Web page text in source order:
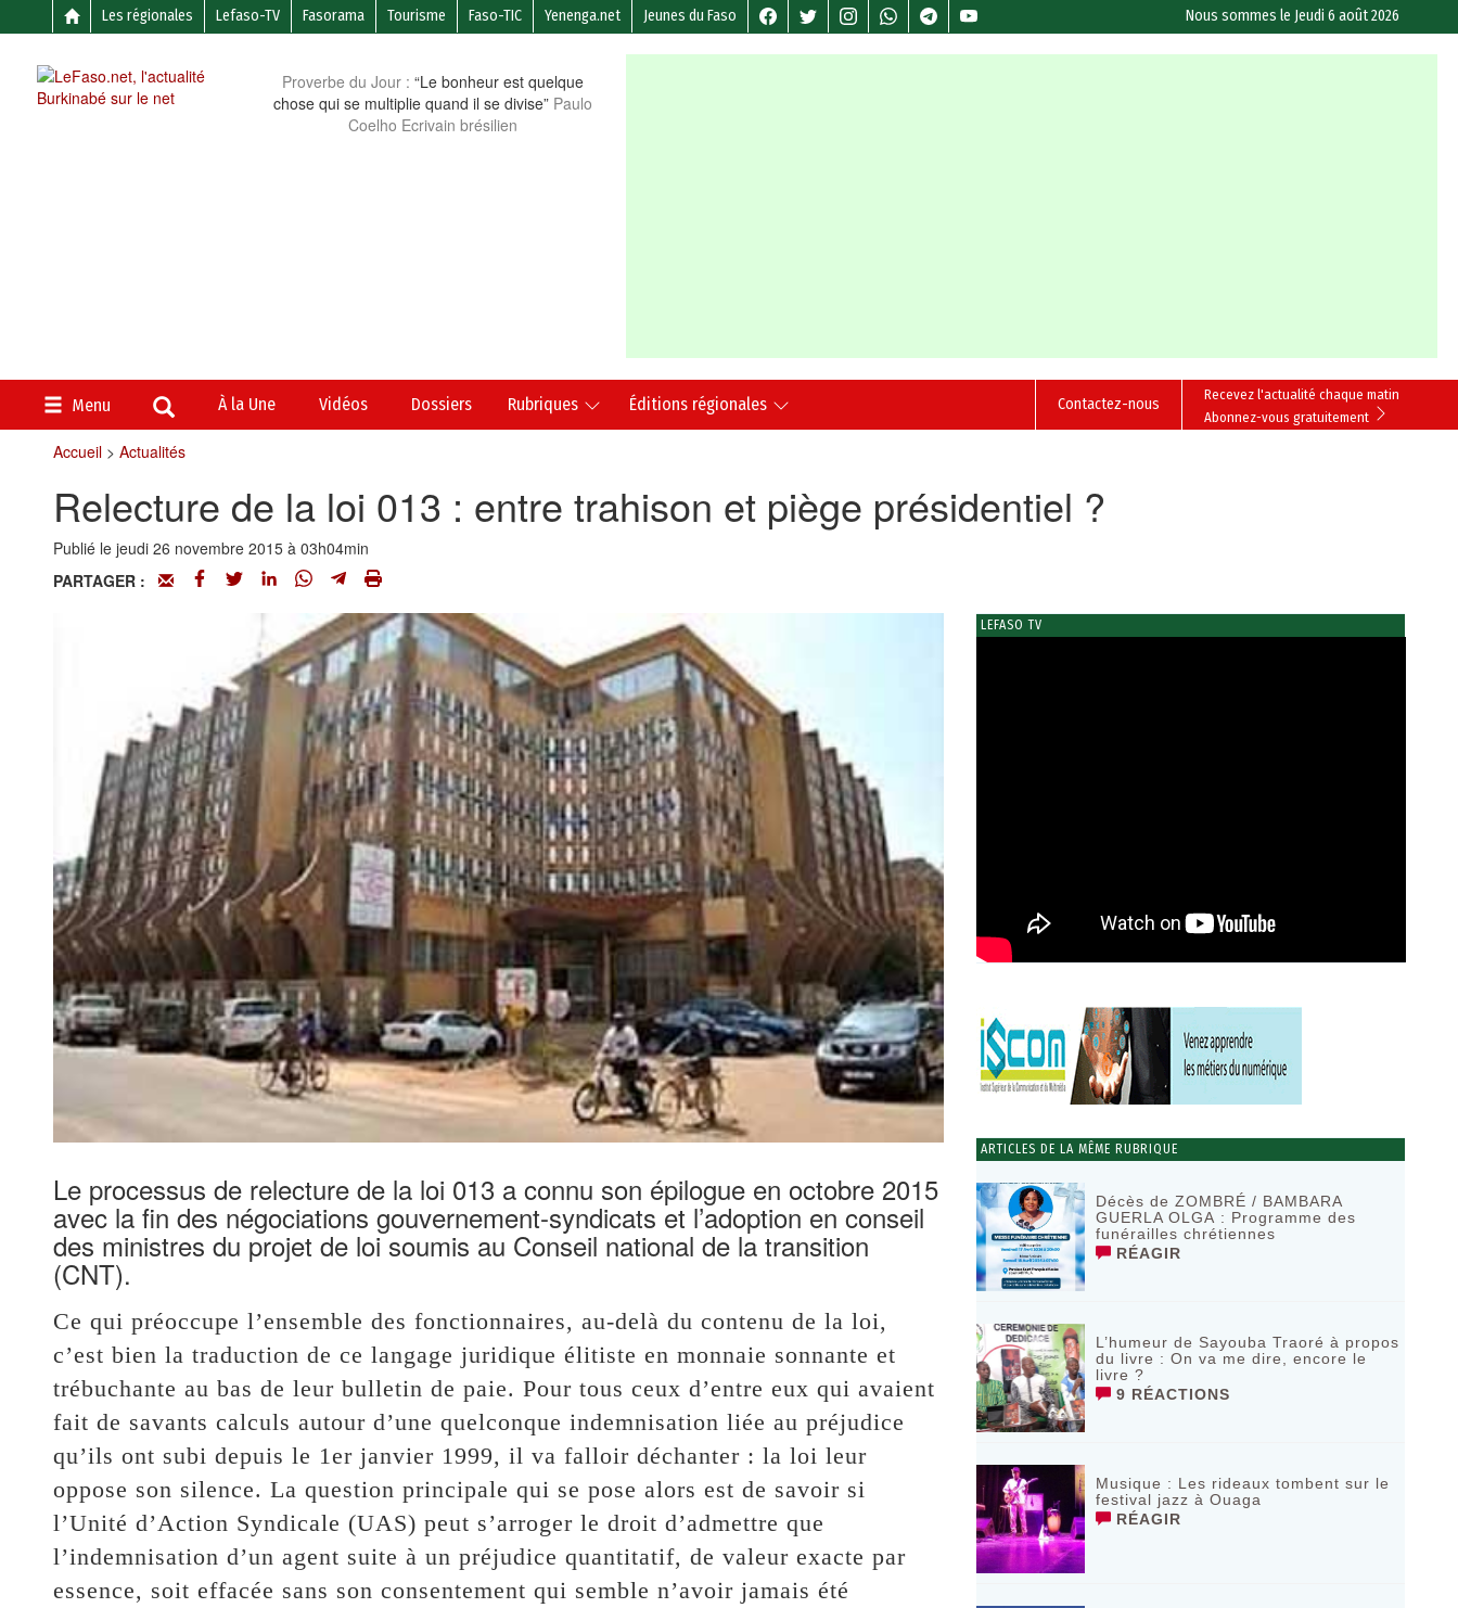
Les régionales Lefaso-TV Fasorama Tourisme Faso-TIC Yenenga.net Jeunes du Faso Nous sommes le Jeudi 6 août 2026
Proverbe du Jour : “Le bonheur est quelque
chose qui se multiplie quand il se divise” Paulo
Coelho Ecrivain brésilien
Menu À la Une Vidéos Dossiers Rubriques Éditions régionales
Recevez l'actualité chaque matin
Abonnez-vous gratuitement
Contactez-nous
Accueil> Actualités
Relecture de la loi 013 : entre trahison et piège présidentiel ?
Publié le jeudi 26 novembre 2015 à 03h04min
PARTAGER :
Le processus de relecture de la loi 013 a connu son épilogue en octobre 2015
avec la fin des négociations gouvernement-syndicats et l’adoption en conseil
des ministres du projet de loi soumis au Conseil national de la transition
(CNT).
Ce qui préoccupe l’ensemble des fonctionnaires, au-delà du contenu de la loi,
c’est bien la traduction de ce langage juridique élitiste en monnaie sonnante et
trébuchante au bas de leur bulletin de paie. Pour tous ceux d’entre eux qui avaient
fait de savants calculs autour d’une quelconque indemnisation liée au préjudice
qu’ils ont subi depuis le 1er janvier 1999, il va falloir déchanter : la loi leur
oppose son silence. La question principale qui se pose alors est de savoir si
l’Unité d’Action Syndicale (UAS) peut s’arroger le droit d’admettre que
l’indemnisation d’un agent suite à un préjudice quantitatif, de valeur exacte par
essence, soit effacée sans son consentement qui semble n’avoir jamais été
LEFASO TV
ARTICLES DE LA MÊME RUBRIQUE
Décès de ZOMBRÉ / BAMBARA
GUERLA OLGA : Programme des
funérailles chrétiennes
RÉAGIR
L’humeur de Sayouba Traoré à propos
du livre : On va me dire, encore le
livre ?
9 RÉACTIONS
Musique : Les rideaux tombent sur le
festival jazz à Ouaga
RÉAGIR